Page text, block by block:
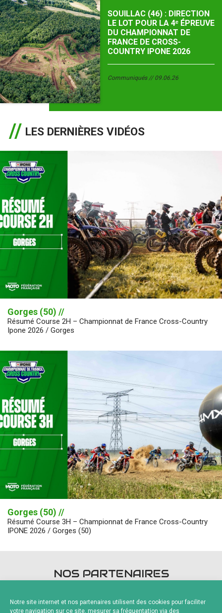
Notre site internet et nos partenaires utilisent des cookies pour faciliter
votre navigation sur ce site, mesurer sa fréquentation via des
SOUILLAC (46) : DIRECTION
LE LOT POUR LA 4ᵉ ÉPREUVE
DU CHAMPIONNAT DE
FRANCE DE CROSS-
COUNTRY IPONE 2026
Communiqués 09.06.26
LES DERNIÈRES VIDÉOS
Gorges (50) //
Résumé Course 2H – Championnat de France Cross-Country
Ipone 2026 / Gorges
Gorges (50) //
Résumé Course 3H – Championnat de France Cross-Country
IPONE 2026 / Gorges (50)
NOS PARTENAIRES